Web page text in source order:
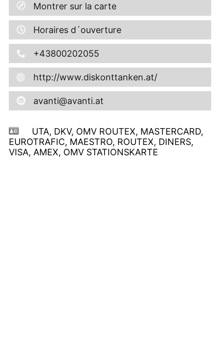
Montrer sur la carte
Horaires d´ouverture
+43800202055
http://www.diskonttanken.at/
avanti@avanti.at
UTA, DKV, OMV ROUTEX, MASTERCARD,
EUROTRAFIC, MAESTRO, ROUTEX, DINERS,
VISA, AMEX, OMV STATIONSKARTE